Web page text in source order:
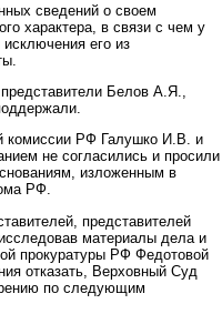
сведений о своем
характера, в связи с чем у
его из
Белов А.Я.,
комиссии РФ Галушко И.В. и
не согласились и просили
изложенным в
РФ.
представителей
материалы дела и
прокуратуры РФ Федотовой
отказать, Верховный Суд
по следующим